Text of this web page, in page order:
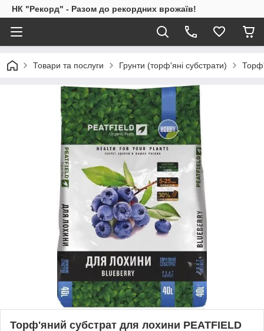
НК "Рекорд" - Разом до рекордних врожаїв!
Товари та послуги Грунти (торф'яні субстрати)
Торф'яний субстрат для лохини PEATFIELD